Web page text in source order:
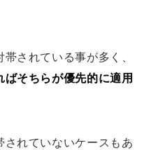
されている事が多く、
ばそちらが優先的に適用
れていないケースもあ